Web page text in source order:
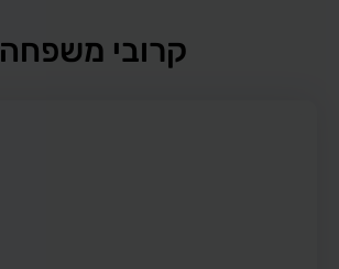
קרובי משפחה